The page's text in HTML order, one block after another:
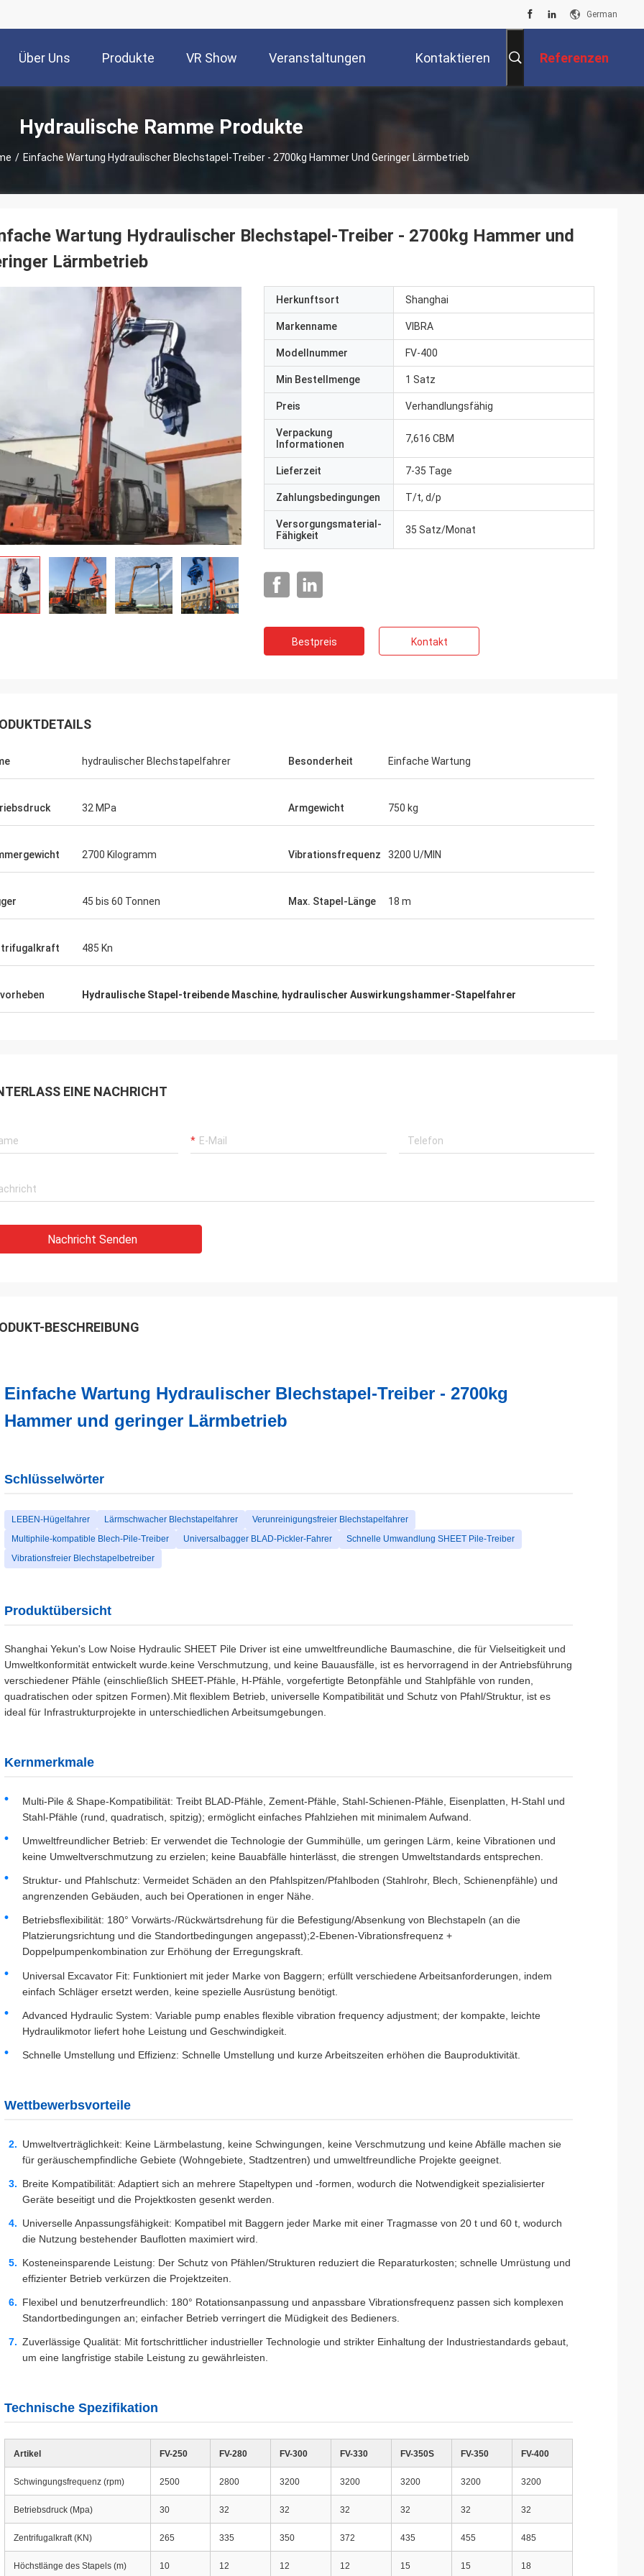
German
Über Uns Produkte VR Show Veranstaltungen Kontaktieren Referenzen
Hydraulische Ramme Produkte
/ Einfache Wartung Hydraulischer Blechstapel-Treiber - 2700kg Hammer Und Geringer Lärmbetrieb
Wartung Hydraulischer Blechstapel-Treiber - 2700kg Hammer und
Lärmbetrieb
Herkunftsort Shanghai
Markenname VIBRA
Modellnummer FV-400
Min Bestellmenge 1 Satz
Preis Verhandlungsfähig
Verpackung
Informationen
7,616 CBM
Lieferzeit 7-35 Tage
Zahlungsbedingungen T/t, d/p
Versorgungsmaterial-
Fähigkeit
35 Satz/Monat
Bestpreis Kontakt
hydraulischer Blechstapelfahrer Besonderheit Einfache Wartung
32 MPa Armgewicht 750 kg
2700 Kilogramm Vibrationsfrequenz 3200 U/MIN
45 bis 60 Tonnen Max. Stapel-Länge 18 m
485 Kn
Hydraulische Stapel-treibende Maschine, hydraulischer Auswirkungshammer-Stapelfahrer
EINE NACHRICHT
Nachricht Senden
BESCHREIBUNG
Einfache Wartung Hydraulischer Blechstapel-Treiber - 2700kg
Hammer und geringer Lärmbetrieb
Schlüsselwörter
LEBEN-Hügelfahrer Lärmschwacher Blechstapelfahrer
Verunreinigungsfreier Blechstapelfahrer
Multiphile-kompatible Blech-Pile-Treiber
Universalbagger BLAD-Pickler-Fahrer
Schnelle Umwandlung SHEET Pile-Treiber
Vibrationsfreier Blechstapelbetreiber
Produktübersicht
Shanghai Yekun's Low Noise Hydraulic SHEET Pile Driver ist eine umweltfreundliche Baumaschine, die für Vielseitigkeit und
Umweltkonformität entwickelt wurde.keine Verschmutzung, und keine Bauausfälle, ist es hervorragend in der Antriebsführung
verschiedener Pfähle (einschließlich SHEET-Pfähle, H-Pfähle, vorgefertigte Betonpfähle und Stahlpfähle von runden,
quadratischen oder spitzen Formen).Mit flexiblem Betrieb, universelle Kompatibilität und Schutz von Pfahl/Struktur, ist es
ideal für Infrastrukturprojekte in unterschiedlichen Arbeitsumgebungen.
Kernmerkmale
Multi-Pile & Shape-Kompatibilität: Treibt BLAD-Pfähle, Zement-Pfähle, Stahl-Schienen-Pfähle, Eisenplatten, H-Stahl und
Stahl-Pfähle (rund, quadratisch, spitzig); ermöglicht einfaches Pfahlziehen mit minimalem Aufwand.
Umweltfreundlicher Betrieb: Er verwendet die Technologie der Gummihülle, um geringen Lärm, keine Vibrationen und
keine Umweltverschmutzung zu erzielen; keine Bauabfälle hinterlässt, die strengen Umweltstandards entsprechen.
Struktur- und Pfahlschutz: Vermeidet Schäden an den Pfahlspitzen/Pfahlboden (Stahlrohr, Blech, Schienenpfähle) und
angrenzenden Gebäuden, auch bei Operationen in enger Nähe.
Betriebsflexibilität: 180° Vorwärts-/Rückwärtsdrehung für die Befestigung/Absenkung von Blechstapeln (an die
Platzierungsrichtung und die Standortbedingungen angepasst);2-Ebenen-Vibrationsfrequenz +
Doppelpumpenkombination zur Erhöhung der Erregungskraft.
Universal Excavator Fit: Funktioniert mit jeder Marke von Baggern; erfüllt verschiedene Arbeitsanforderungen, indem
einfach Schläger ersetzt werden, keine spezielle Ausrüstung benötigt.
Advanced Hydraulic System: Variable pump enables flexible vibration frequency adjustment; der kompakte, leichte
Hydraulikmotor liefert hohe Leistung und Geschwindigkeit.
Schnelle Umstellung und Effizienz: Schnelle Umstellung und kurze Arbeitszeiten erhöhen die Bauproduktivität.
Wettbewerbsvorteile
Umweltverträglichkeit: Keine Lärmbelastung, keine Schwingungen, keine Verschmutzung und keine Abfälle machen sie
für geräuschempfindliche Gebiete (Wohngebiete, Stadtzentren) und umweltfreundliche Projekte geeignet.
Breite Kompatibilität: Adaptiert sich an mehrere Stapeltypen und -formen, wodurch die Notwendigkeit spezialisierter
Geräte beseitigt und die Projektkosten gesenkt werden.
Universelle Anpassungsfähigkeit: Kompatibel mit Baggern jeder Marke mit einer Tragmasse von 20 t und 60 t, wodurch
die Nutzung bestehender Bauflotten maximiert wird.
Kosteneinsparende Leistung: Der Schutz von Pfählen/Strukturen reduziert die Reparaturkosten; schnelle Umrüstung und
effizienter Betrieb verkürzen die Projektzeiten.
Flexibel und benutzerfreundlich: 180° Rotationsanpassung und anpassbare Vibrationsfrequenz passen sich komplexen
Standortbedingungen an; einfacher Betrieb verringert die Müdigkeit des Bedieners.
Zuverlässige Qualität: Mit fortschrittlicher industrieller Technologie und strikter Einhaltung der Industriestandards gebaut,
um eine langfristige stabile Leistung zu gewährleisten.
Technische Spezifikation
Artikel FV-250 FV-280 FV-300 FV-330 FV-350S FV-350 FV-400
Schwingungsfrequenz (rpm) 2500 2800 3200 3200 3200 3200 3200
Betriebsdruck (Mpa) 30 32 32 32 32 32 32
Zentrifugalkraft (KN) 265 335 350 372 435 455 485
Höchstlänge des Stapels (m) 10 12 12 12 15 15 18